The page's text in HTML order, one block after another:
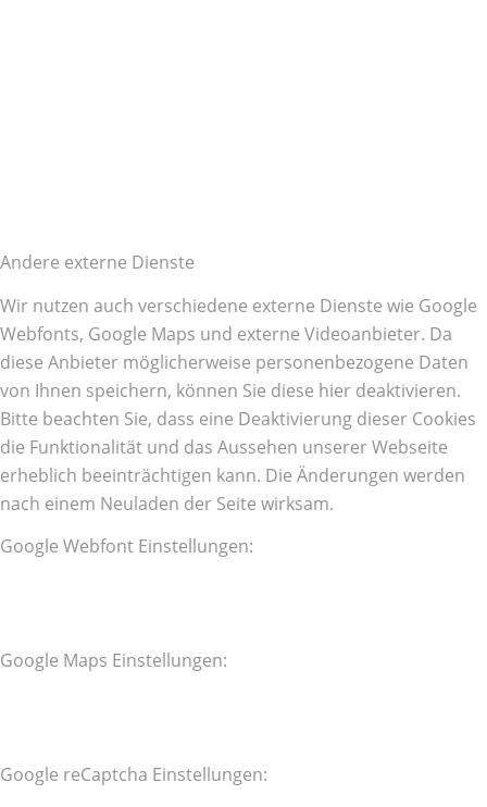
Andere externe Dienste
Wir nutzen auch verschiedene externe Dienste wie Google
Webfonts, Google Maps und externe Videoanbieter. Da
diese Anbieter möglicherweise personenbezogene Daten
von Ihnen speichern, können Sie diese hier deaktivieren.
Bitte beachten Sie, dass eine Deaktivierung dieser Cookies
die Funktionalität und das Aussehen unserer Webseite
erheblich beeinträchtigen kann. Die Änderungen werden
nach einem Neuladen der Seite wirksam.
Google Webfont Einstellungen:
Google Maps Einstellungen:
Google reCaptcha Einstellungen: